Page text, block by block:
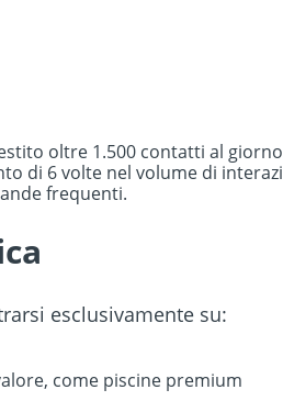
oltre 1.500 contatti al
di 6 volte nel volume di
frequenti.
esclusivamente su:
come piscine premium